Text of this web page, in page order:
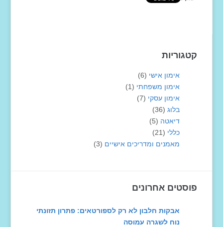
קטגוריות
אימון אישי (6)
אימון משפחתי (1)
אימון עסקי (7)
בלוג (36)
דיאטה (5)
כללי (21)
מאמנים ומדריכים אישיים (3)
פוסטים אחרונים
אבקות חלבון לא רק לספורטאים: פתרון תזונתי
נוח לשגרה עמוסה